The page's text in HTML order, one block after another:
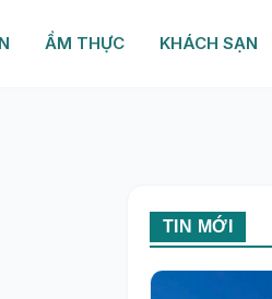
ẨM THỰC KHÁCH SẠN
TIN MỚI